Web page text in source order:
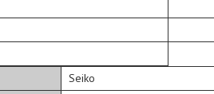
Seiko